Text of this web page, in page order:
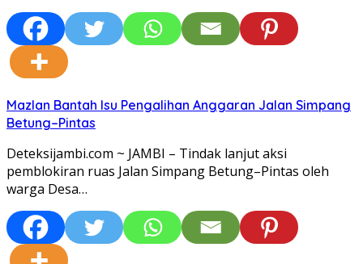
Mazlan Bantah Isu Pengalihan Anggaran Jalan Simpang
Betung–Pintas
Deteksijambi.com ~ JAMBI – Tindak lanjut aksi
pemblokiran ruas Jalan Simpang Betung–Pintas oleh
warga Desa…